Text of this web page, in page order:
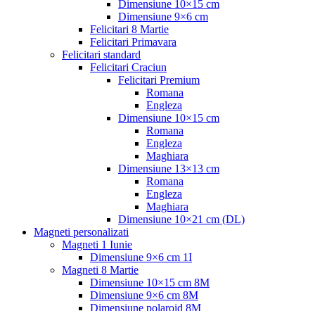
Dimensiune 10×15 cm
Dimensiune 9×6 cm
Felicitari 8 Martie
Felicitari Primavara
Felicitari standard
Felicitari Craciun
Felicitari Premium
Romana
Engleza
Dimensiune 10×15 cm
Romana
Engleza
Maghiara
Dimensiune 13×13 cm
Romana
Engleza
Maghiara
Dimensiune 10×21 cm (DL)
Magneti personalizati
Magneti 1 Iunie
Dimensiune 9×6 cm 1I
Magneti 8 Martie
Dimensiune 10×15 cm 8M
Dimensiune 9×6 cm 8M
Dimensiune polaroid 8M